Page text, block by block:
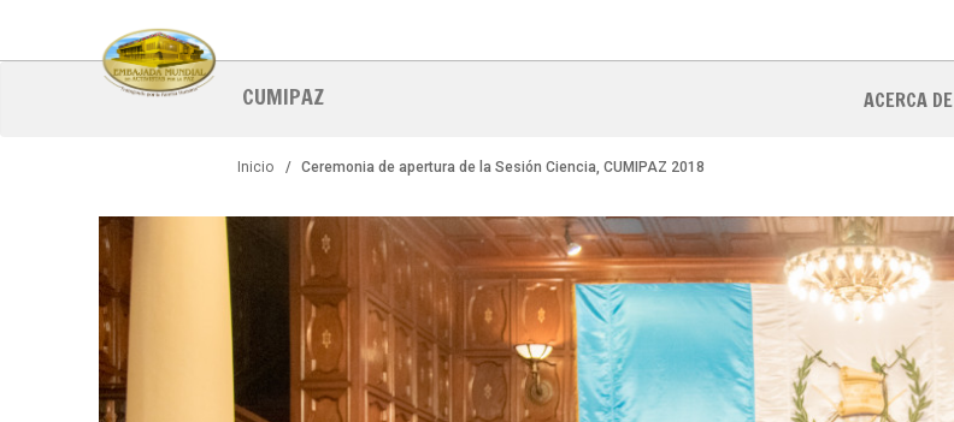
CUMIPAZ ACERCA DE
Inicio Ceremonia de apertura de la Sesión Ciencia, CUMIPAZ 2018